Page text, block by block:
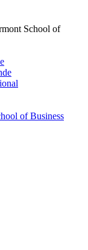
School of
of Business